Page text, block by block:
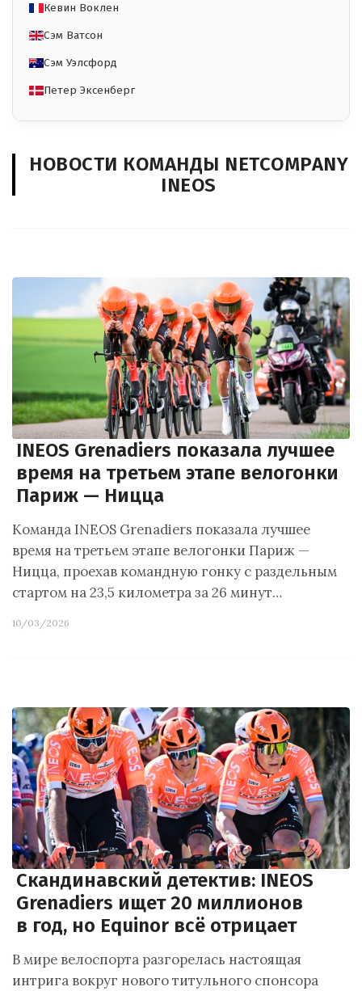
Кевин Воклен
Сэм Ватсон
Сэм Уэлсфорд
Петер Эксенберг
НОВОСТИ КОМАНДЫ NETCOMPANY
INEOS
INEOS Grenadiers показала лучшее
время на третьем этапе велогонки
Париж — Ницца
Команда INEOS Grenadiers показала лучшее
время на третьем этапе велогонки Париж —
Ницца, проехав командную гонку с раздельным
стартом на 23,5 километра за 26 минут…
10/03/2026
Скандинавский детектив: INEOS
Grenadiers ищет 20 миллионов
в год, но Equinor всё отрицает
В мире велоспорта разгорелась настоящая
интрига вокруг нового титульного спонсора